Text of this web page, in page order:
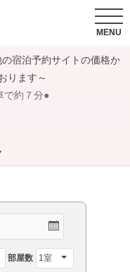
MENU
宿泊予約サイトの価格か
ります～
で約７分●
を。
浴 」、そして温泉水を使
部屋数